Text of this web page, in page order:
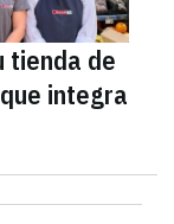
tienda de
integra